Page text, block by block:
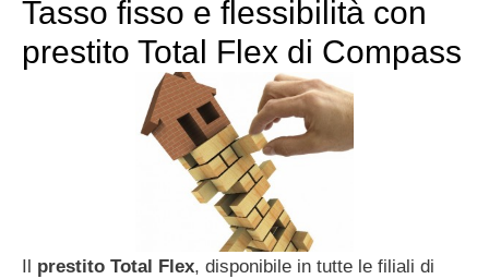
Tasso fisso e flessibilità con
prestito Total Flex di Compass
Il prestito Total Flex, disponibile in tutte le filiali di